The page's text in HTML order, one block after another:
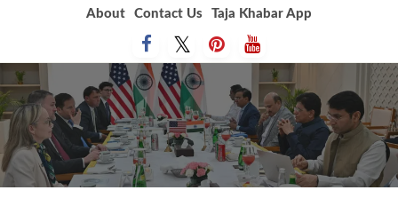
About Contact Us Taja Khabar App